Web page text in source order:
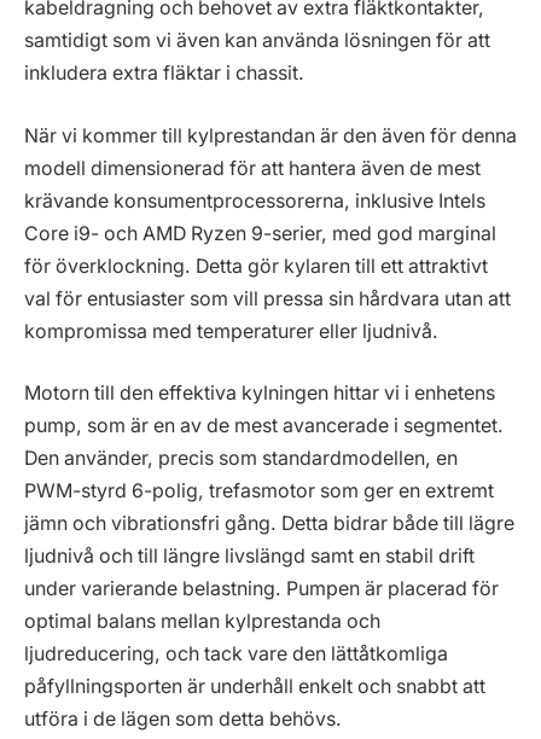
kabeldragning och behovet av extra fläktkontakter,
samtidigt som vi även kan använda lösningen för att
inkludera extra fläktar i chassit.
När vi kommer till kylprestandan är den även för denna
modell dimensionerad för att hantera även de mest
krävande konsumentprocessorerna, inklusive Intels
Core i9- och AMD Ryzen 9-serier, med god marginal
för överklockning. Detta gör kylaren till ett attraktivt
val för entusiaster som vill pressa sin hårdvara utan att
kompromissa med temperaturer eller ljudnivå.
Motorn till den effektiva kylningen hittar vi i enhetens
pump, som är en av de mest avancerade i segmentet.
Den använder, precis som standardmodellen, en
PWM-styrd 6-polig, trefasmotor som ger en extremt
jämn och vibrationsfri gång. Detta bidrar både till lägre
ljudnivå och till längre livslängd samt en stabil drift
under varierande belastning. Pumpen är placerad för
optimal balans mellan kylprestanda och
ljudreducering, och tack vare den lättåtkomliga
påfyllningsporten är underhåll enkelt och snabbt att
utföra i de lägen som detta behövs.